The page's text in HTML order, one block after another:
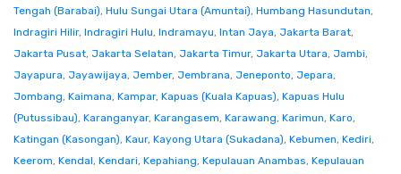
Tengah (Barabai), Hulu Sungai Utara (Amuntai), Humbang Hasundutan,
Indragiri Hilir, Indragiri Hulu, Indramayu, Intan Jaya, Jakarta Barat,
Jakarta Pusat, Jakarta Selatan, Jakarta Timur, Jakarta Utara, Jambi,
Jayapura, Jayawijaya, Jember, Jembrana, Jeneponto, Jepara,
Jombang, Kaimana, Kampar, Kapuas (Kuala Kapuas), Kapuas Hulu
(Putussibau), Karanganyar, Karangasem, Karawang, Karimun, Karo,
Katingan (Kasongan), Kaur, Kayong Utara (Sukadana), Kebumen, Kediri,
Keerom, Kendal, Kendari, Kepahiang, Kepulauan Anambas, Kepulauan